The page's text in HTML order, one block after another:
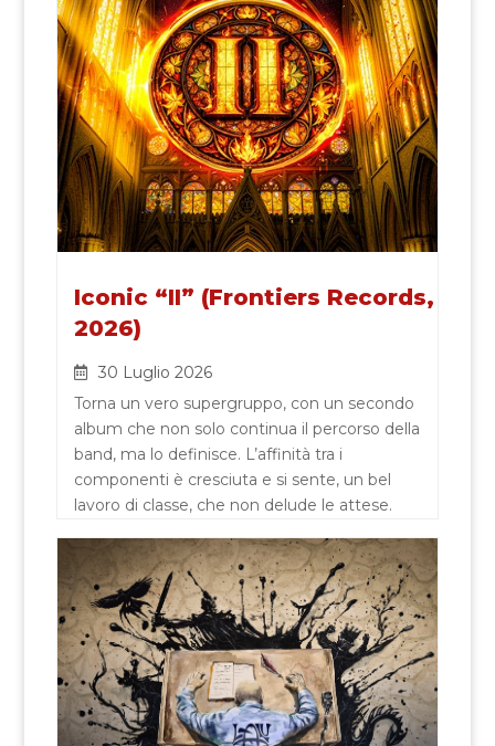
Iconic “II” (Frontiers Records,
2026)
30 Luglio 2026
Torna un vero supergruppo, con un secondo
album che non solo continua il percorso della
band, ma lo definisce. L’affinità tra i
componenti è cresciuta e si sente, un bel
lavoro di classe, che non delude le attese.